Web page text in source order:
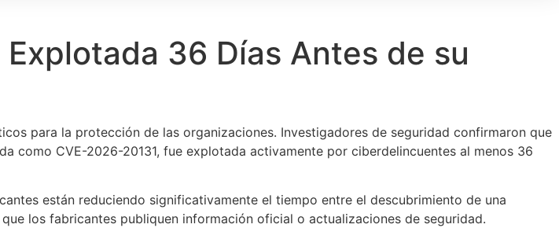
36 Días Antes de su
para la protección de las organizaciones. Investigadores de seguridad confirmaron que
como CVE-2026-20131, fue explotada activamente por ciberdelincuentes al menos 36
están reduciendo significativamente el tiempo entre el descubrimiento de una
los fabricantes publiquen información oficial o actualizaciones de seguridad.